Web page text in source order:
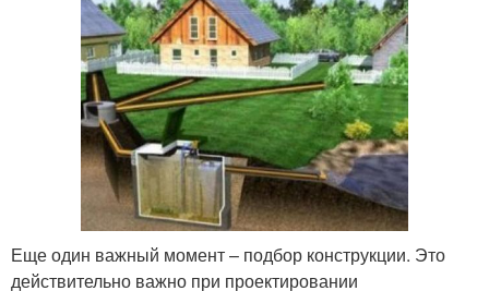
Еще один важный момент – подбор конструкции. Это
действительно важно при проектировании